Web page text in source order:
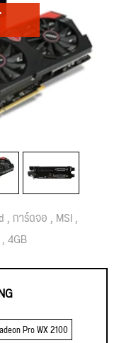
การ์ดจอ MSI
4GB
Pro WX 2100